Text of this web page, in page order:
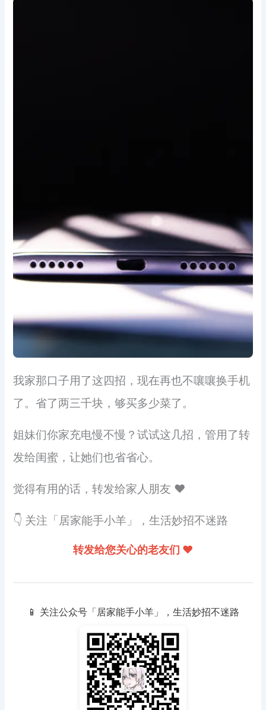
我家那口子用了这四招，现在再也不嚷嚷换手机
了。省了两三千块，够买多少菜了。
姐妹们你家充电慢不慢？试试这几招，管用了转
发给闺蜜，让她们也省省心。
觉得有用的话，转发给家人朋友 ❤️
👇 关注「居家能手小羊」，生活妙招不迷路
转发给您关心的老友们 ❤️
📱 关注公众号「居家能手小羊」，生活妙招不迷路